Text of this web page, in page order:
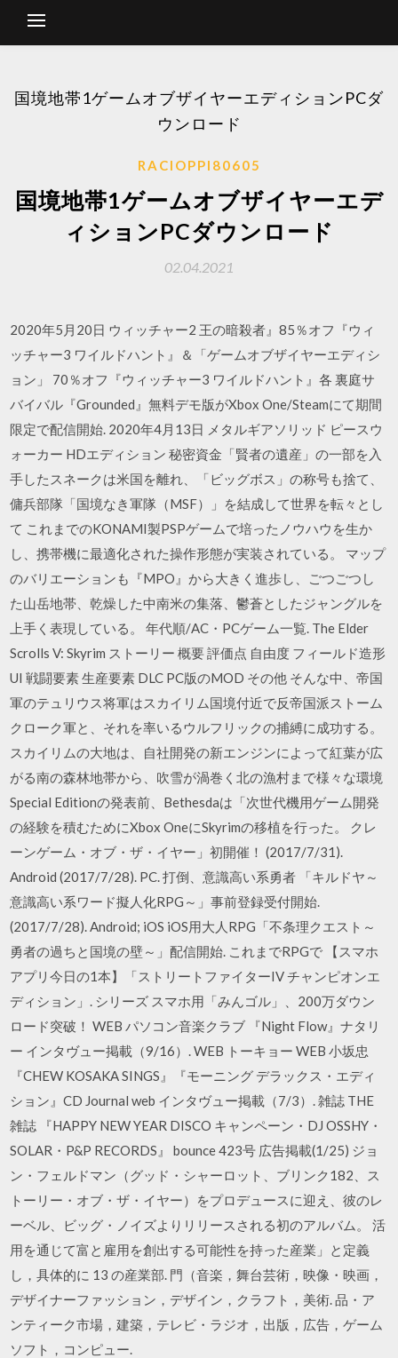
国境地帯1ゲームオブザイヤーエディションPCダ
ウンロード
RACIOPPI80605
国境地帯1ゲームオブザイヤーエデ
ィションPCダウンロード
02.04.2021
2020年5月20日 ウィッチャー2 王の暗殺者』85％オフ『ウィ
ッチャー3 ワイルドハント』＆「ゲームオブザイヤーエディシ
ョン」 70％オフ『ウィッチャー3 ワイルドハント』各 裏庭サ
バイバル『Grounded』無料デモ版がXbox One/Steamにて期間
限定で配信開始. 2020年4月13日 メタルギアソリッド ピースウ
ォーカー HDエディション 秘密資金「賢者の遺産」の一部を入
手したスネークは米国を離れ、「ビッグボス」の称号も捨て、
傭兵部隊「国境なき軍隊（MSF）」を結成して世界を転々とし
て これまでのKONAMI製PSPゲームで培ったノウハウを生か
し、携帯機に最適化された操作形態が実装されている。 マップ
のバリエーションも『MPO』から大きく進歩し、ごつごつし
た山岳地帯、乾燥した中南米の集落、鬱蒼としたジャングルを
上手く表現している。 年代順/AC・PCゲーム一覧. The Elder
Scrolls V: Skyrim ストーリー 概要 評価点 自由度 フィールド造形
UI 戦闘要素 生産要素 DLC PC版のMOD その他 そんな中、帝国
軍のテュリウス将軍はスカイリム国境付近で反帝国派ストーム
クローク軍と、それを率いるウルフリックの捕縛に成功する。
スカイリムの大地は、自社開発の新エンジンによって紅葉が広
がる南の森林地帯から、吹雪が渦巻く北の漁村まで様々な環境
Special Editionの発表前、Bethesdaは「次世代機用ゲーム開発
の経験を積むためにXbox OneにSkyrimの移植を行った。 クレ
ーンゲーム・オブ・ザ・イヤー」初開催！ (2017/7/31).
Android (2017/7/28). PC. 打倒、意識高い系勇者 「キルドヤ～
意識高い系ワード擬人化RPG～」事前登録受付開始.
(2017/7/28). Android; iOS iOS用大人RPG「不条理クエスト～
勇者の過ちと国境の壁～」配信開始. これまでRPGで 【スマホ
アプリ今日の1本】「ストリートファイターIV チャンピオンエ
ディション」. シリーズ スマホ用「みんゴル」、200万ダウン
ロード突破！ WEB パソコン音楽クラブ 『Night Flow』ナタリ
ー インタヴュー掲載（9/16）. WEB トーキョー WEB 小坂忠
『CHEW KOSAKA SINGS』『モーニング デラックス・エディ
ション』CD Journal web インタヴュー掲載（7/3）. 雑誌 THE
雑誌 『HAPPY NEW YEAR DISCO キャンペーン・DJ OSSHY・
SOLAR・P&P RECORDS』 bounce 423号 広告掲載(1/25) ジョ
ン・フェルドマン（グッド・シャーロット、ブリンク182、ス
トーリー・オブ・ザ・イヤー）をプロデュースに迎え、彼のレ
ーベル、ビッグ・ノイズよりリリースされる初のアルバム。 活
用を通じて富と雇用を創出する可能性を持った産業」と定義
し，具体的に 13 の産業部. 門（音楽，舞台芸術，映像・映画，
デザイナーファッション，デザイン，クラフト，美術. 品・ア
ンティーク市場，建築，テレビ・ラジオ，出版，広告，ゲーム
ソフト，コンピュー.